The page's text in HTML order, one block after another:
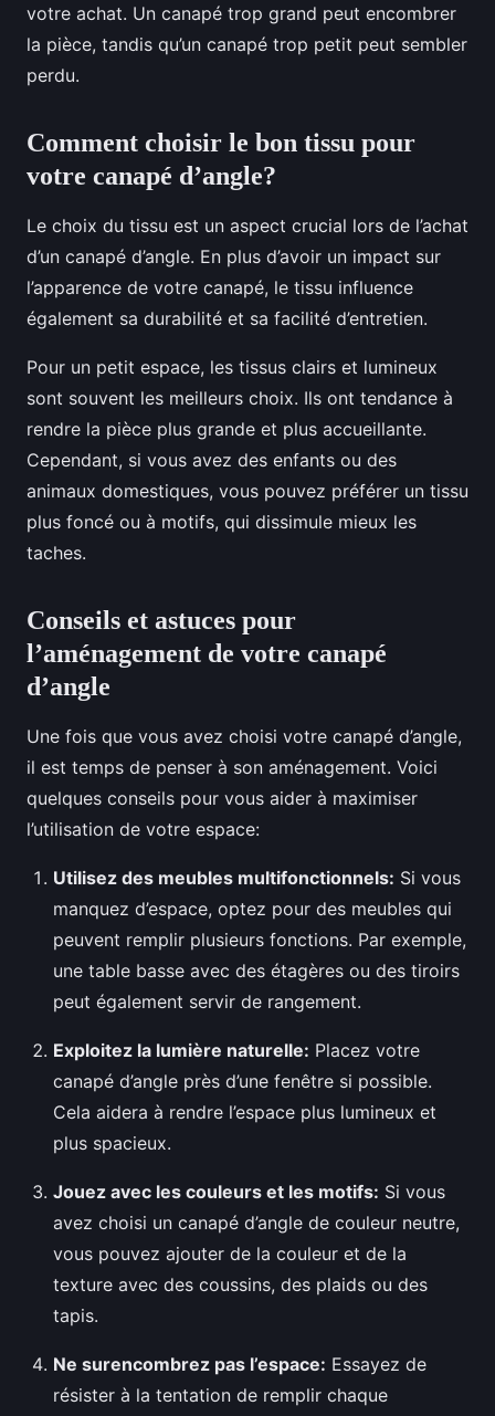
votre achat. Un canapé trop grand peut encombrer
la pièce, tandis qu’un canapé trop petit peut sembler
perdu.
Comment choisir le bon tissu pour
votre canapé d’angle?
Le choix du tissu est un aspect crucial lors de l’achat
d’un canapé d’angle. En plus d’avoir un impact sur
l’apparence de votre canapé, le tissu influence
également sa durabilité et sa facilité d’entretien.
Pour un petit espace, les tissus clairs et lumineux
sont souvent les meilleurs choix. Ils ont tendance à
rendre la pièce plus grande et plus accueillante.
Cependant, si vous avez des enfants ou des
animaux domestiques, vous pouvez préférer un tissu
plus foncé ou à motifs, qui dissimule mieux les
taches.
Conseils et astuces pour
l’aménagement de votre canapé
d’angle
Une fois que vous avez choisi votre canapé d’angle,
il est temps de penser à son aménagement. Voici
quelques conseils pour vous aider à maximiser
l’utilisation de votre espace:
Utilisez des meubles multifonctionnels: Si vous
manquez d’espace, optez pour des meubles qui
peuvent remplir plusieurs fonctions. Par exemple,
une table basse avec des étagères ou des tiroirs
peut également servir de rangement.
Exploitez la lumière naturelle: Placez votre
canapé d’angle près d’une fenêtre si possible.
Cela aidera à rendre l’espace plus lumineux et
plus spacieux.
Jouez avec les couleurs et les motifs: Si vous
avez choisi un canapé d’angle de couleur neutre,
vous pouvez ajouter de la couleur et de la
texture avec des coussins, des plaids ou des
tapis.
Ne surencombrez pas l’espace: Essayez de
résister à la tentation de remplir chaque